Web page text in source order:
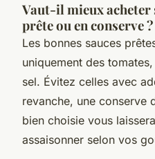
Vaut-il mieux acheter
prête ou en conserve ?
Les bonnes sauces
uniquement des
sel. Évitez celles avec
revanche, une conserve
bien choisie vous
assaisonner selon vos